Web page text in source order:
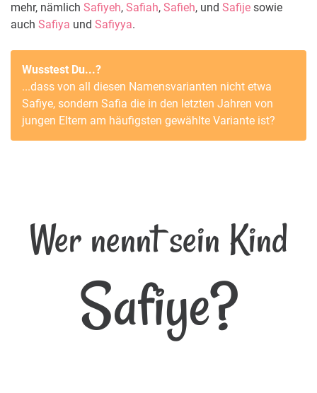
mehr, nämlich Safiyeh, Safiah, Safieh, und Safije sowie
auch Safiya und Safiyya.
Wusstest Du...?
...dass von all diesen Namensvarianten nicht etwa
Safiye, sondern Safia die in den letzten Jahren von
jungen Eltern am häufigsten gewählte Variante ist?
Wer nennt sein Kind
Safiye?